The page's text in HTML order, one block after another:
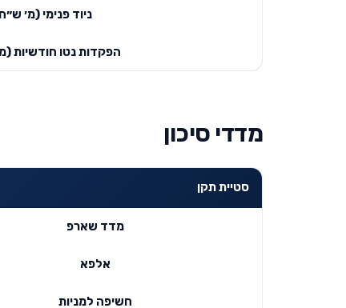
ניוד פנימי (מ׳
הפקדות נטו חודשיות
מדדי סיכון
סטיית תקן
מדד שארפ
אלפא
חשיפה למניות